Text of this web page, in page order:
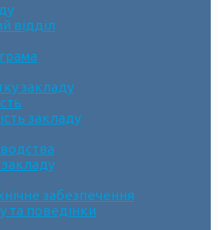
відділ
закладу
закладу
забезпечення
та поведінки